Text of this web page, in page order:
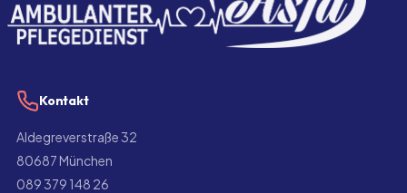
Kontakt
Aldegreverstraße 32
80687 München
089 379 148 26